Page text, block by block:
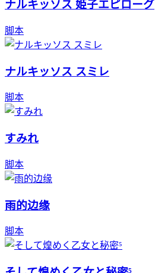
ナルキッソス 姫子エピローグ
脚本
ナルキッソス スミレ
脚本
すみれ
脚本
雨的边缘
脚本